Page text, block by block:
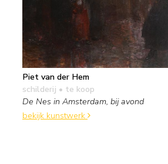
Piet van der Hem
schilderij • te koop
De Nes in Amsterdam, bij avond
bekijk kunstwerk